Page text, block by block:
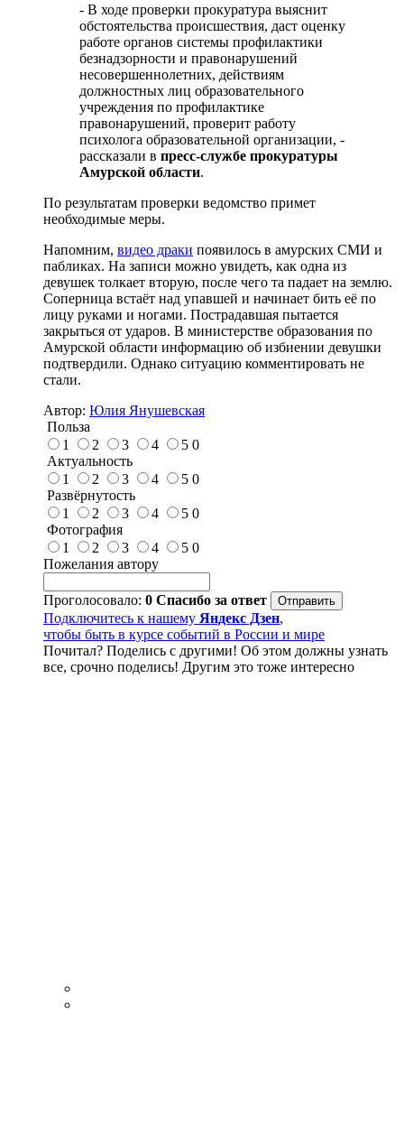
- В ходе проверки прокуратура выяснит
обстоятельства происшествия, даст оценку
работе органов системы профилактики
безнадзорности и правонарушений
несовершеннолетних, действиям
должностных лиц образовательного
учреждения по профилактике
правонарушений, проверит работу
психолога образовательной организации, -
рассказали в пресс-службе прокуратуры
Амурской области.
По результатам проверки ведомство примет
необходимые меры.
Напомним, видео драки появилось в амурских СМИ и
пабликах. На записи можно увидеть, как одна из
девушек толкает вторую, после чего та падает на землю.
Соперница встаёт над упавшей и начинает бить её по
лицу руками и ногами. Пострадавшая пытается
закрыться от ударов. В министерстве образования по
Амурской области информацию об избиении девушки
подтвердили. Однако ситуацию комментировать не
стали.
Автор: Юлия Янушевская
Польза
1
2 3 4 5 0
Актуальность
1
2 3 4 5 0
Развёрнутость
1
2 3 4 5 0
Фотография
1
2 3 4 5 0
Пожелания автору
Проголосовало: 0 Спасибо за ответ
Подключитесь к нашему Яндекс Дзен,
чтобы быть в курсе событий в России и мире
Почитал? Поделись с другими! Об этом должны узнать
все, срочно поделись! Другим это тоже интересно